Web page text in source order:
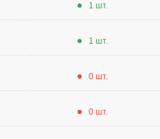
Батники / Толстовки1 шт.
1 шт.
0 шт.
0 шт.